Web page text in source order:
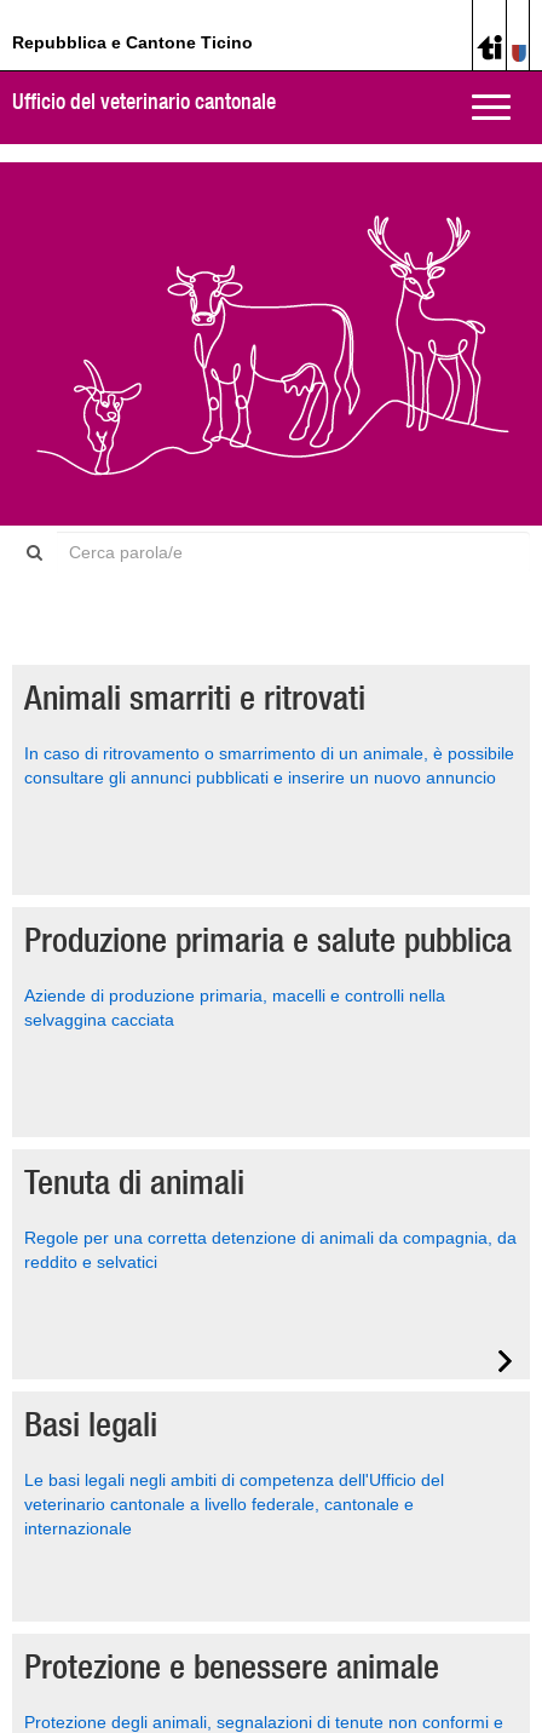
Repubblica e Cantone Ticino
Toggle
Ufficio del veterinario cantonale
Animali smarriti e ritrovati
In caso di ritrovamento o smarrimento di un animale, è possibile
consultare gli annunci pubblicati e inserire un nuovo annuncio
Produzione primaria e salute pubblica
Aziende di produzione primaria, macelli e controlli nella
selvaggina cacciata
Tenuta di animali
Regole per una corretta detenzione di animali da compagnia, da
reddito e selvatici
Basi legali
Le basi legali negli ambiti di competenza dell'Ufficio del
veterinario cantonale a livello federale, cantonale e
internazionale
Protezione e benessere animale
Protezione degli animali, segnalazioni di tenute non conformi e